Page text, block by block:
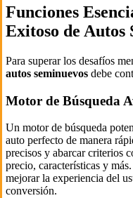
Funciones
Exitoso de Autos
Para superar los desafíos
autos seminuevos debe
Motor de Búsqueda
Un motor de búsqueda
auto perfecto de manera
precisos y abarcar criterios
precio, características y
mejorar la experiencia del
conversión.